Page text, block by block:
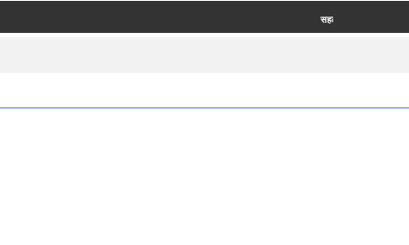
सहलगानीमा उच्च मूल्य कृषिवस्तु